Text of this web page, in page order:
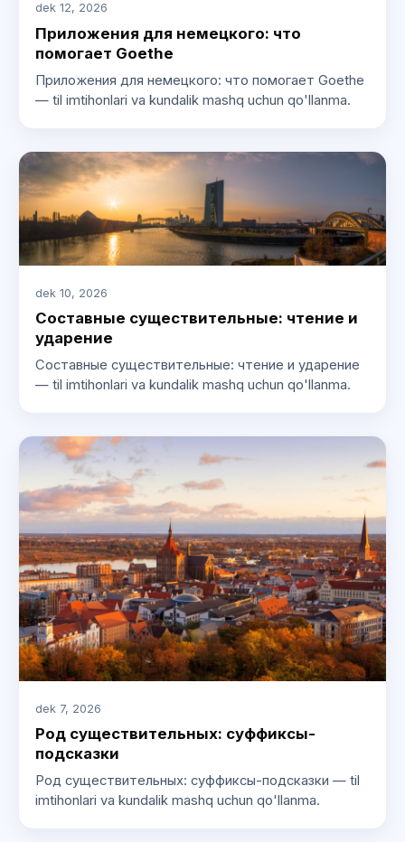
dek 12, 2026
Приложения для немецкого: что
помогает Goethe
Приложения для немецкого: что помогает Goethe
— til imtihonlari va kundalik mashq uchun qo'llanma.
dek 10, 2026
Составные существительные: чтение и
ударение
Составные существительные: чтение и ударение
— til imtihonlari va kundalik mashq uchun qo'llanma.
dek 7, 2026
Род существительных: суффиксы-
подсказки
Род существительных: суффиксы-подсказки — til
imtihonlari va kundalik mashq uchun qo'llanma.